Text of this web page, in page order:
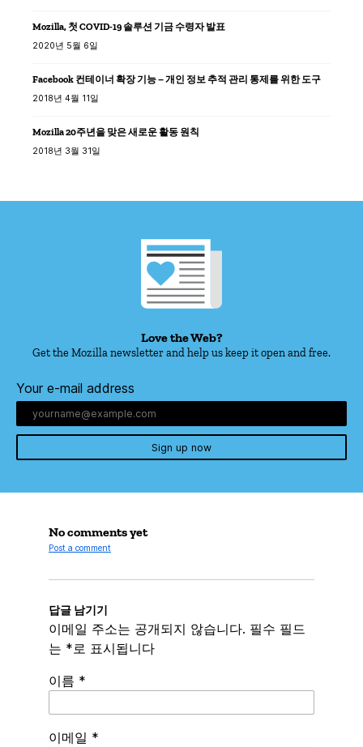
Mozilla, 첫 COVID-19 솔루션 기금 수령자 발표
2020년 5월 6일
Facebook 컨테이너 확장 기능 – 개인 정보 추적 관리 통제를 위한 도구
2018년 4월 11일
Mozilla 20주년을 맞은 새로운 활동 원칙
2018년 3월 31일
Love the Web?
Get the Mozilla newsletter and help us keep it open and free.
Your e-mail address
Sign up now
No comments yet
Post a comment
답글 남기기
이메일 주소는 공개되지 않습니다. 필수 필드
는 *로 표시됩니다
이름 *
이메일 *